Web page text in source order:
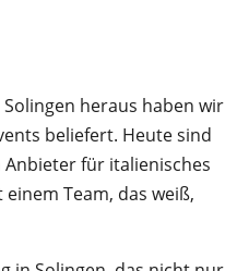
heraus haben wir
beliefert. Heute sind
für italienisches
Team, das weiß,